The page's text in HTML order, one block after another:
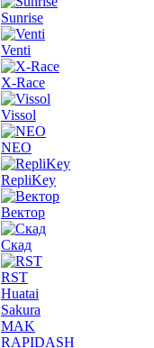
Sunrise
Venti
X-Race
Vissol
NEO
RepliKey
Вектор
Скад
RST
Huatai
Sakura
MAK
RAPIDASH